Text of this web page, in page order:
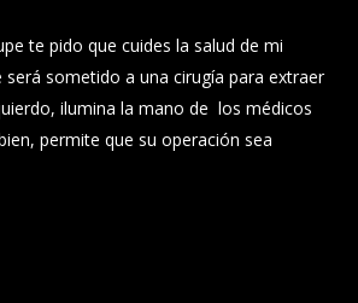
te pido que cuides la salud de mi
sometido a una cirugía para extraer
ilumina la mano de los médicos
permite que su operación sea